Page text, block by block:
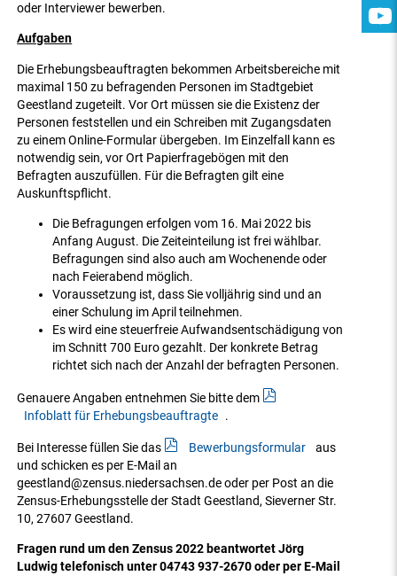
oder Interviewer bewerben.
Aufgaben
Die Erhebungsbeauftragten bekommen Arbeitsbereiche mit
maximal 150 zu befragenden Personen im Stadtgebiet
Geestland zugeteilt. Vor Ort müssen sie die Existenz der
Personen feststellen und ein Schreiben mit Zugangsdaten
zu einem Online-Formular übergeben. Im Einzelfall kann es
notwendig sein, vor Ort Papierfragebögen mit den
Befragten auszufüllen. Für die Befragten gilt eine
Auskunftspflicht.
Die Befragungen erfolgen vom 16. Mai 2022 bis
Anfang August. Die Zeiteinteilung ist frei wählbar.
Befragungen sind also auch am Wochenende oder
nach Feierabend möglich.
Voraussetzung ist, dass Sie volljährig sind und an
einer Schulung im April teilnehmen.
Es wird eine steuerfreie Aufwandsentschädigung von
im Schnitt 700 Euro gezahlt. Der konkrete Betrag
richtet sich nach der Anzahl der befragten Personen.
Genauere Angaben entnehmen Sie bitte dem
Infoblatt für Erhebungsbeauftragte .
Bei Interesse füllen Sie das Bewerbungsformular
aus
und schicken es per E-Mail an
geestland@zensus.niedersachsen.de oder per Post an die
Zensus-Erhebungsstelle der Stadt Geestland, Sieverner Str.
10, 27607 Geestland.
Fragen rund um den Zensus 2022 beantwortet Jörg
Ludwig telefonisch unter 04743 937-2670 oder per E-Mail